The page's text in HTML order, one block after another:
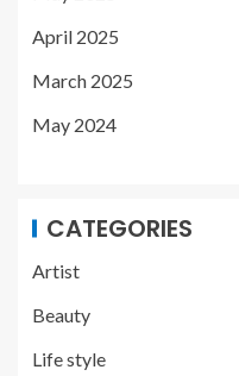
April 2025
March 2025
May 2024
CATEGORIES
Artist
Beauty
Life style